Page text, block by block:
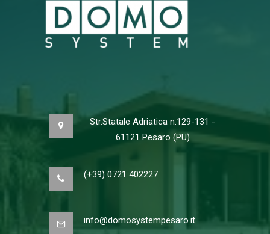
Str.Statale Adriatica n.129-131 -
61121 Pesaro (PU)
(+39) 0721 402227
info@domosystempesaro.it